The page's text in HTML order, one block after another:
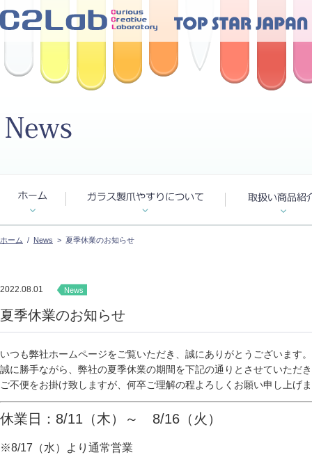
ホーム / News > 夏季休業のお知らせ
2022.08.01 News
夏季休業のお知らせ
いつも弊社ホームページをご覧いただき、誠にありがとうございます。
誠に勝手ながら、弊社の夏季休業の期間を下記の通りとさせていただ
ご不便をお掛け致しますが、何卒ご理解の程よろしくお願い申し上げ
休業日：8/11（木）～ 8/16（火）
※8/17（水）より通常営業